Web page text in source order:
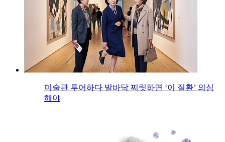
미술관 투어하다 발바닥 찌릿하면 ‘이 질환’ 의심
해야